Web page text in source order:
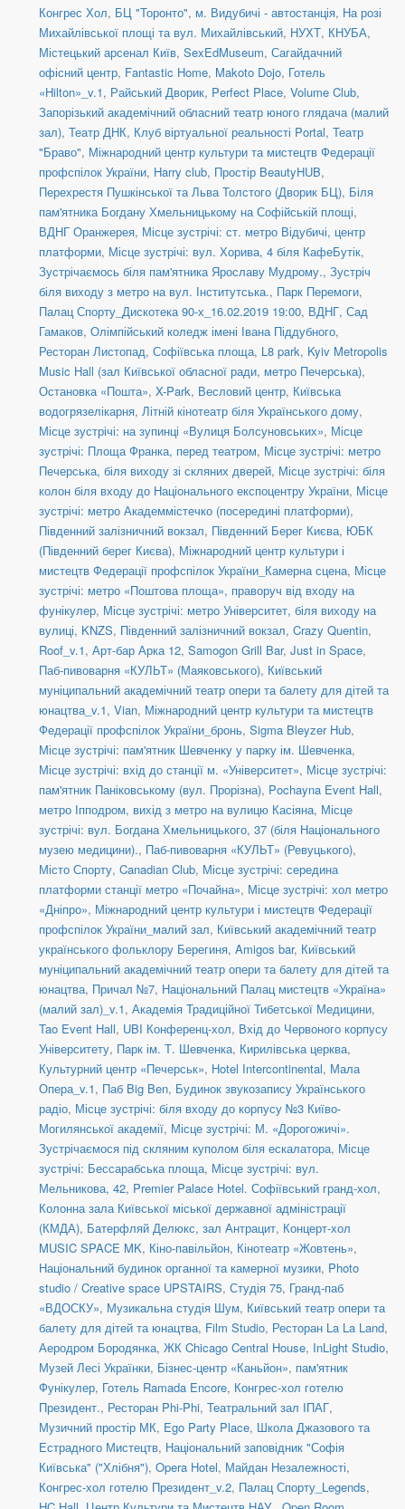
Конгрес Хол, БЦ "Торонто", м. Видубичі - автостанція, На розі
Михайлівської площі та вул. Михайлівський, НУХТ, КНУБА,
Містецький арсенал Київ, SexEdMuseum, Сагайдачний
офісний центр, Fantastic Home, Makoto Dojo, Готель
«Hilton»_v.1, Райський Дворик, Perfect Place, Volume Club,
Запорізький академічний обласний театр юного глядача (малий
зал), Театр ДНК, Клуб віртуальної реальності Portal, Театр
"Браво", Міжнародний центр культури та мистецтв Федерації
профспілок України, Harry club, Простір BeautyHUB,
Перехрестя Пушкінської та Льва Толстого (Дворик БЦ), Біля
пам'ятника Богдану Хмельницькому на Софійській площі,
ВДНГ Оранжерея, Місце зустрічі: ст. метро Відубичі, центр
платформи, Місце зустрічі: вул. Хорива, 4 біля КафеБутік,
Зустрічаємось біля пам'ятника Ярославу Мудрому., Зустріч
біля виходу з метро на вул. Інститутська., Парк Перемоги,
Палац Спорту_Дискотека 90-х_16.02.2019 19:00, ВДНГ, Сад
Гамаков, Олімпійський коледж імені Івана Піддубного,
Ресторан Листопад, Софіївська площа, L8 park, Kyiv Metropolis
Music Hall (зал Київської обласної ради, метро Печерська),
Остановка «Пошта», X-Park, Весловий центр, Київська
водогрязелікарня, Літній кінотеатр біля Українського дому,
Місце зустрічі: на зупинці «Вулиця Болсуновських», Місце
зустрічі: Площа Франка, перед театром, Місце зустрічі: метро
Печерська, біля виходу зі скляних дверей, Місце зустрічі: біля
колон біля входу до Національного експоцентру України, Місце
зустрічі: метро Академмістечко (посередині платформи),
Південний залізничний вокзал, Південний Берег Києва, ЮБК
(Південний берег Києва), Міжнародний центр культури і
мистецтв Федерації профспілок України_Камерна сцена, Місце
зустрічі: метро «Поштова площа», праворуч від входу на
фунікулер, Місце зустрічі: метро Університет, біля виходу на
вулиці, KNZS, Південний залізничний вокзал, Crazy Quentin,
Roof_v.1, Арт-бар Арка 12, Samogon Grill Bar, Just in Space,
Паб-пивоварня «КУЛЬТ» (Маяковського), Київський
муніципальний академічний театр опери та балету для дітей та
юнацтва_v.1, Vian, Міжнародний центр культури та мистецтв
Федерації профспілок України_бронь, Sigma Bleyzer Hub,
Місце зустрічі: пам'ятник Шевченку у парку ім. Шевченка,
Місце зустрічі: вхід до станції м. «Університет», Місце зустрічі:
пам'ятник Паніковському (вул. Прорізна), Pochayna Event Hall,
метро Іпподром, вихід з метро на вулицю Касіяна, Місце
зустрічі: вул. Богдана Хмельницького, 37 (біля Національного
музею медицини)., Паб-пивоварня «КУЛЬТ» (Ревуцького),
Місто Спорту, Canadian Club, Місце зустрічі: середина
платформи станції метро «Почайна», Місце зустрічі: хол метро
«Дніпро», Міжнародний центр культури і мистецтв Федерації
профспілок України_малий зал, Київський академічний театр
українського фольклору Берегиня, Amigos bar, Київський
муніципальний академічний театр опери та балету для дітей та
юнацтва, Причал №7, Національний Палац мистецтв «Україна»
(малий зал)_v.1, Академія Традиційної Тибетської Медицини,
Tao Event Hall, UBI Конференц-хол, Вхід до Червоного корпусу
Університету, Парк ім. Т. Шевченка, Кирилівська церква,
Культурний центр «Печерськ», Hotel Intercontinental, Мала
Опера_v.1, Паб Big Ben, Будинок звукозапису Українського
радіо, Місце зустрічі: біля входу до корпусу №3 Київо-
Могилянської академії, Місце зустрічі: М. «Дорогожичі».
Зустрічаємося під скляним куполом біля ескалатора, Місце
зустрічі: Бессарабська площа, Місце зустрічі: вул.
Мельникова, 42, Premier Palace Hotel. Софіївський гранд-хол,
Колонна зала Київської міської державної адміністрації
(КМДА), Батерфляй Делюкс, зал Антрацит, Концерт-хол
MUSIC SPACE MK, Кіно-павільйон, Кінотеатр «Жовтень»,
Національний будинок органної та камерної музики, Photo
studio / Creative space UPSTAIRS, Студія 75, Гранд-паб
«ВДОСКУ», Музикальна студія Шум, Київський театр опери та
балету для дітей та юнацтва, Film Studio, Ресторан La La Land,
Аеродром Бородянка, ЖК Chicago Central House, InLight Studio,
Музей Лесі Українки, Бізнес-центр «Каньйон», пам'ятник
Фунікулер, Готель Ramada Encore, Конгрес-хол готелю
Президент., Ресторан Phi-Phi, Театральний зал ІПАГ,
Музичний простір МК, Ego Party Place, Школа Джазового та
Естрадного Мистецтв, Національний заповідник "Софія
Київська" ("Хлібня"), Opera Hotel, Майдан Незалежності,
Конгрес-хол готелю Президент_v.2, Палац Спорту_Legends,